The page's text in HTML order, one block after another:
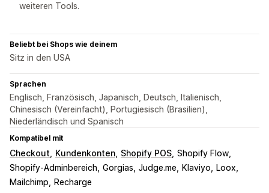
weiteren Tools.
Beliebt bei Shops wie deinem
Sitz in den USA
Sprachen
Englisch, Französisch, Japanisch, Deutsch, Italienisch,
Chinesisch (Vereinfacht), Portugiesisch (Brasilien),
Niederländisch und Spanisch
Kompatibel mit
Checkout Kundenkonten Shopify POS Shopify Flow
Shopify-Adminbereich Gorgias Judge.me Klaviyo
Loox
Mailchimp
Recharge